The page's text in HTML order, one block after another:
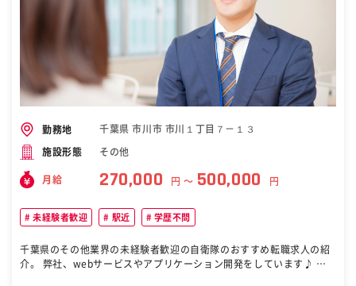
勤務地 千葉県 市川市 市川１丁目７－１３
施設形態 その他
月給 270,000 円 〜 500,000 円
未経験者歓迎 駅近 学歴不問
千葉県のその他業界の未経験者歓迎の自衛隊のおすすめ転職求人の紹
介。 弊社、webサービスやアプリケーション開発をしています♪ 今